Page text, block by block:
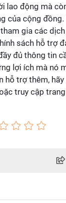
lao động mà
của cộng
gia các
sách hỗ trợ
đủ thông tin
lợi ích mà nó
hỗ trợ thêm,
truy cập